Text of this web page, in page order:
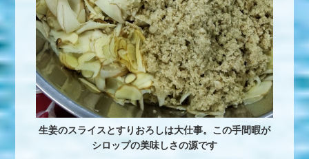
生姜のスライスとすりおろしは大仕事。この手間暇が
シロップの美味しさの源です